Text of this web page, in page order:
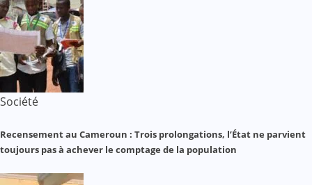
Société
Recensement au Cameroun : Trois prolongations, l’État ne parvient
toujours pas à achever le comptage de la population